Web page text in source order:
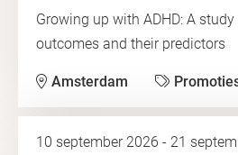
Growing up with ADHD: A
outcomes and their predictors
Amsterdam
10 september 2026 - 21